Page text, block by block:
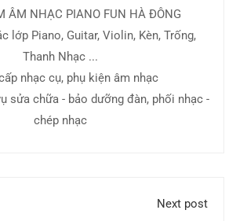
ÂM NHẠC PIANO FUN HÀ ĐÔNG
lớp Piano, Guitar, Violin, Kèn, Trống,
Thanh Nhạc ...
nhạc cụ, phụ kiện âm nhạc
sửa chữa - bảo dưỡng đàn, phối nhạc -
chép nhạc
Next post